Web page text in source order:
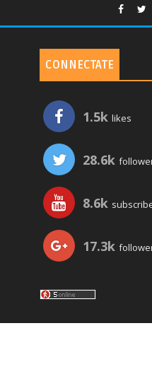
CONNECTATE
1.5k likes
28.6k
8.6k
17.3k